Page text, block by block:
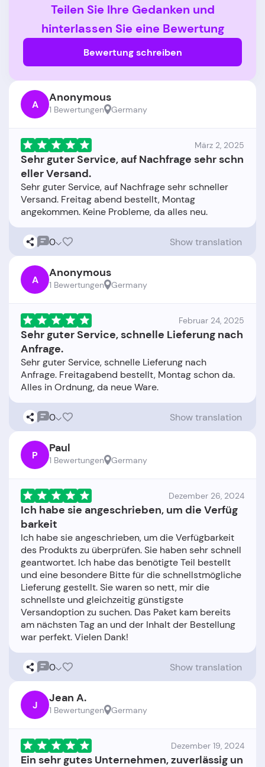
Teilen Sie Ihre Gedanken und
hinterlassen Sie eine Bewertung
Bewertung schreiben
A Anonymous
1 Bewertungen Germany
März 2, 2025
Sehr guter Service, auf Nachfrage sehr schn
eller Versand.
Sehr guter Service, auf Nachfrage sehr schneller
Versand. Freitag abend bestellt, Montag
0 Show translation
A Anonymous
1 Bewertungen Germany
Februar 24, 2025
Sehr guter Service, schnelle Lieferung nach
Anfrage.
Sehr guter Service, schnelle Lieferung nach
Anfrage. Freitagabend bestellt, Montag schon da.
0 Show translation
P Paul
1 Bewertungen Germany
Dezember 26, 2024
Ich habe sie angeschrieben, um die Verfüg
barkeit
Ich habe sie angeschrieben, um die Verfügbarkeit
des Produkts zu überprüfen. Sie haben sehr schnell
geantwortet. Ich habe das benötigte Teil bestellt
und eine besondere Bitte für die schnellstmögliche
Lieferung gestellt. Sie waren so nett, mir die
schnellste und gleichzeitig günstigste
Versandoption zu suchen. Das Paket kam bereits
am nächsten Tag an und der Inhalt der Bestellung
0 Show translation
J Jean A.
1 Bewertungen Germany
Dezember 19, 2024
Ein sehr gutes Unternehmen, zuverlässig un